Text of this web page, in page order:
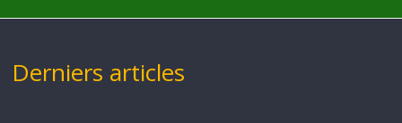
Derniers articles